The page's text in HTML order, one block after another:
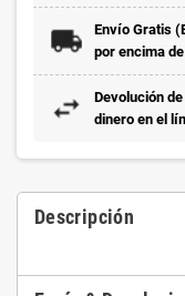
Envío Gratis
por encima
Devolución
dinero en el
Descripción